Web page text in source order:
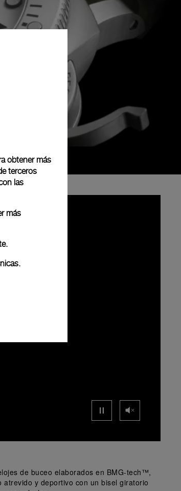
de buceo elaborados en BMG-tech™,
y deportivo con un bisel giratorio
obtener más
terceros
las
más